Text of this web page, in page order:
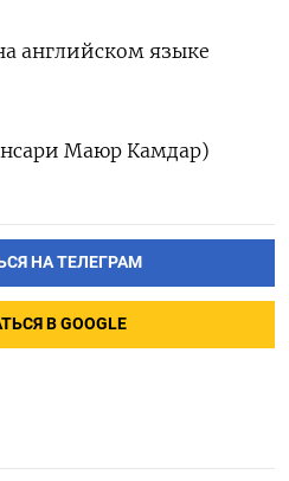
английском языке
Маюр Камдар)
НА ТЕЛЕГРАМ
В GOOGLE